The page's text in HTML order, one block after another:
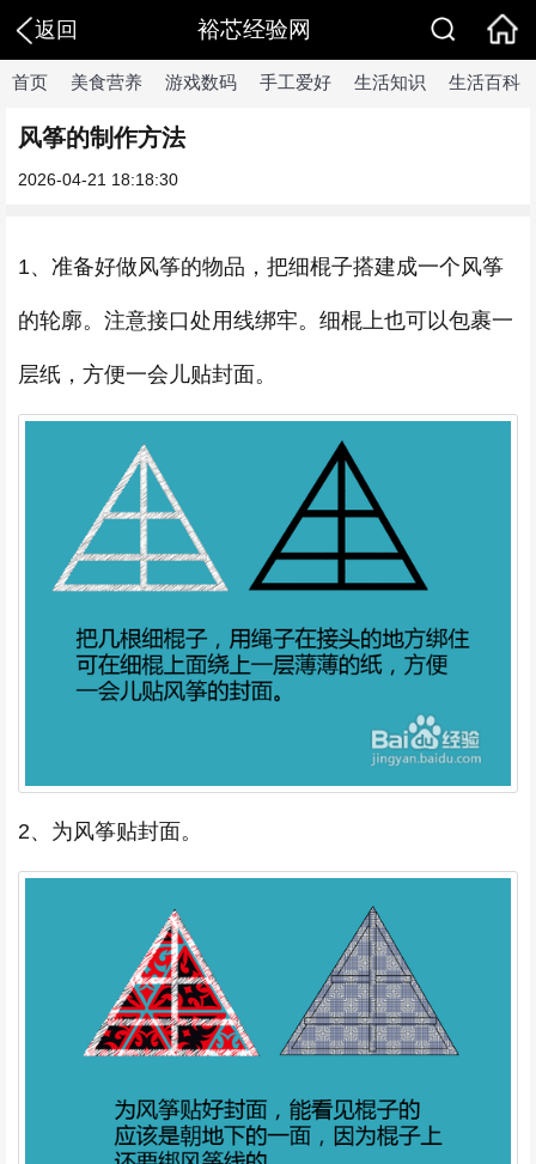
返回 裕芯经验网
首页 美食营养 游戏数码 手工爱好 生活知识 生活百科
风筝的制作方法
2026-04-21 18:18:30
1、准备好做风筝的物品，把细棍子搭建成一个风筝
的轮廓。注意接口处用线绑牢。细棍上也可以包裹一
层纸，方便一会儿贴封面。
2、为风筝贴封面。